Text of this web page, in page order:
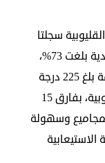
سجلتا
نسبة نجاح متساوية في الشهادة الإعدادية بلغت 73%،
إلا أن الحد الأدنى للقبول بالثانوية العامة بلغ 225 درجة
في القاهرة مقابل 240 درجة في القليوبية، بفارق 15
وسهولة
الاستيعابية